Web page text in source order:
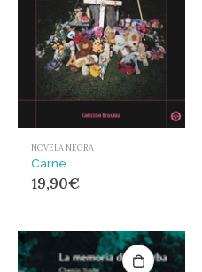
NOVELA NEGRA
Carne
19,90€